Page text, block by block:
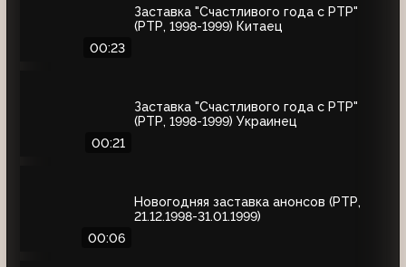
00:23
Заставка "Счастливого года с РТР"
(РТР, 1998-1999) Китаец
00:21
Заставка "Счастливого года с РТР"
(РТР, 1998-1999) Украинец
00:06
Новогодняя заставка анонсов (РТР,
21.12.1998-31.01.1999)